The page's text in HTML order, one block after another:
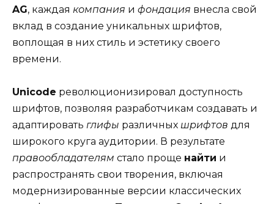
AG, каждая компания и фондация внесла свой
вклад в создание уникальных шрифтов,
воплощая в них стиль и эстетику своего
времени.
Unicode революционизировал доступность
шрифтов, позволяя разработчикам создавать и
адаптировать глифы различных шрифтов для
широкого круга аудитории. В результате
правообладателям стало проще найти и
распространять свои творения, включая
модернизированные версии классических